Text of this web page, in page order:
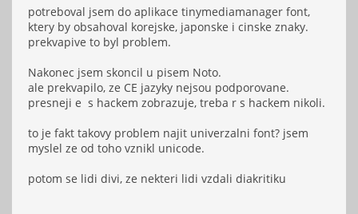
potreboval jsem do aplikace tinymediamanager font,
ktery by obsahoval korejske, japonske i cinske znaky.
prekvapive to byl problem.
Nakonec jsem skoncil u pisem Noto.
ale prekvapilo, ze CE jazyky nejsou podporovane.
presneji e s hackem zobrazuje, treba r s hackem nikoli.
to je fakt takovy problem najit univerzalni font? jsem
myslel ze od toho vznikl unicode.
potom se lidi divi, ze nekteri lidi vzdali diakritiku